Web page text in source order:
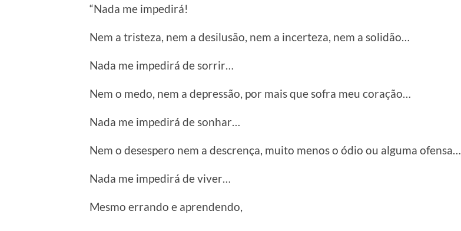
“Nada me impedirá!
Nem a tristeza, nem a desilusão, nem a incerteza, nem a solidão…
Nada me impedirá de sorrir…
Nem o medo, nem a depressão, por mais que sofra meu coração…
Nada me impedirá de sonhar…
Nem o desespero nem a descrença, muito menos o ódio ou alguma ofensa…
Nada me impedirá de viver…
Mesmo errando e aprendendo,